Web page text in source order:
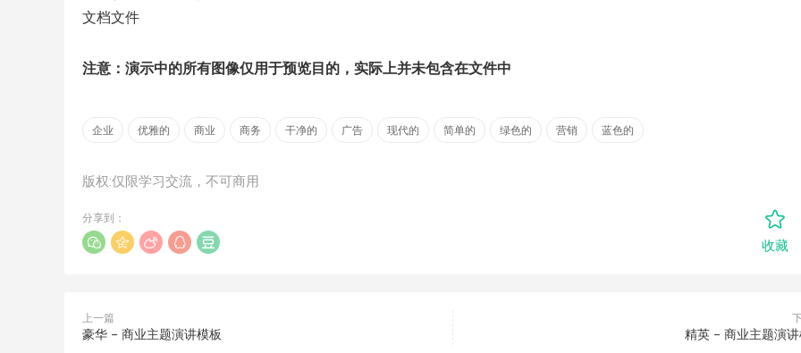
文档文件
注意：演示中的所有图像仅用于预览目的，实际上并未包含在文件中
企业 优雅的 商业 商务 干净的 广告 现代的 简单的 绿色的 营销 蓝色的
版权:仅限学习交流，不可商用
收藏
分享到：
上一篇
豪华 – 商业主题演讲模板 精英 – 商业主题演